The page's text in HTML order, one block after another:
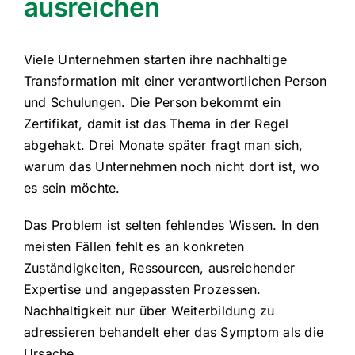
ausreichen
Viele Unternehmen starten ihre nachhaltige
Transformation mit einer verantwortlichen Person
und Schulungen. Die Person bekommt ein
Zertifikat, damit ist das Thema in der Regel
abgehakt. Drei Monate später fragt man sich,
warum das Unternehmen noch nicht dort ist, wo
es sein möchte.
Das Problem ist selten fehlendes Wissen. In den
meisten Fällen fehlt es an konkreten
Zuständigkeiten, Ressourcen, ausreichender
Expertise und angepassten Prozessen.
Nachhaltigkeit nur über Weiterbildung zu
adressieren behandelt eher das Symptom als die